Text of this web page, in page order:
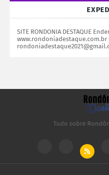
SITE RONDONIA DESTAQUE
www.rondoniadestaque.com.br
Tudo sobre